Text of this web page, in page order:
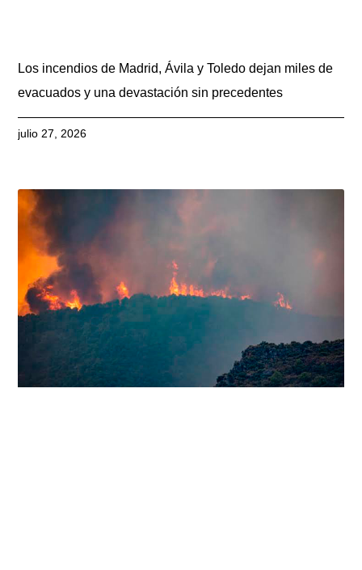
Los incendios de Madrid, Ávila y Toledo dejan miles de
evacuados y una devastación sin precedentes
julio 27, 2026